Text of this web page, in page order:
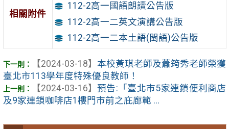
相關附件
112-2高一國語朗讀公告版
112-2高一二英文演講公告版
112-2高一二本土語(閩語)公告版
【2024-03-18】 本校黃琪老師及蕭筠秀老師榮獲
臺北市113學年度特殊優良教師！
【2024-03-16】 預告:「臺北市5家連鎖便利商店
及9家連鎖咖啡店1樓門市前之庇廊範 ...